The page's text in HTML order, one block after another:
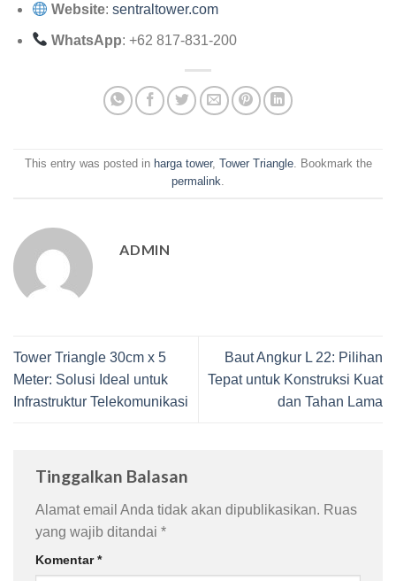
Website:sentraltower.com
WhatsApp: +62 817-831-200
This entry was posted in harga tower, Tower Triangle. Bookmark the
permalink
ADMIN
Tower Triangle 30cm x 5
Meter: Solusi Ideal untuk
Infrastruktur Telekomunikasi
Baut Angkur L 22: Pilihan
Tepat untuk Konstruksi Kuat
dan Tahan Lama
Tinggalkan Balasan
Alamat email Anda tidak akan dipublikasikan. Ruas
yang wajib ditandai *
Komentar*